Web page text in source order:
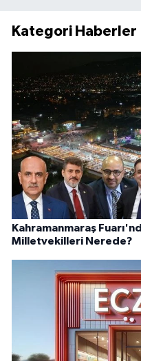
Kategori Haberler
Kahramanmaraş
Milletvekilleri Nerede?